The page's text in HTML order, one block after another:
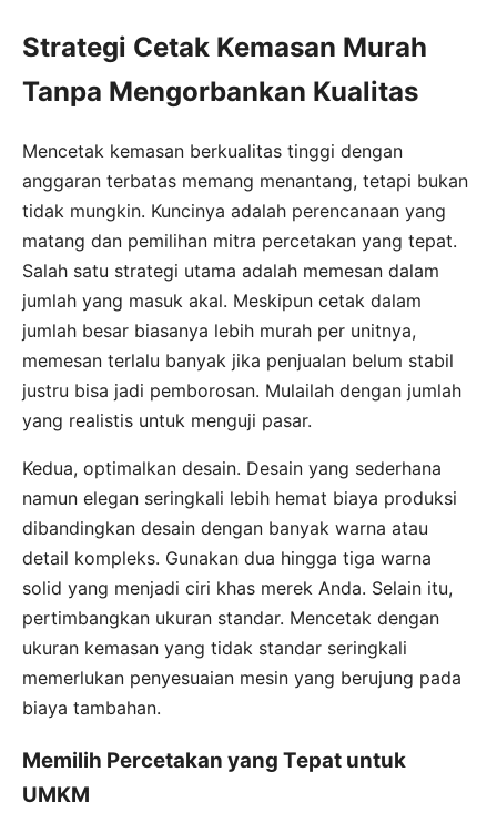
Strategi Cetak Kemasan Murah
Tanpa Mengorbankan Kualitas
Mencetak kemasan berkualitas tinggi dengan
anggaran terbatas memang menantang, tetapi bukan
tidak mungkin. Kuncinya adalah perencanaan yang
matang dan pemilihan mitra percetakan yang tepat.
Salah satu strategi utama adalah memesan dalam
jumlah yang masuk akal. Meskipun cetak dalam
jumlah besar biasanya lebih murah per unitnya,
memesan terlalu banyak jika penjualan belum stabil
justru bisa jadi pemborosan. Mulailah dengan jumlah
yang realistis untuk menguji pasar.
Kedua, optimalkan desain. Desain yang sederhana
namun elegan seringkali lebih hemat biaya produksi
dibandingkan desain dengan banyak warna atau
detail kompleks. Gunakan dua hingga tiga warna
solid yang menjadi ciri khas merek Anda. Selain itu,
pertimbangkan ukuran standar. Mencetak dengan
ukuran kemasan yang tidak standar seringkali
memerlukan penyesuaian mesin yang berujung pada
biaya tambahan.
Memilih Percetakan yang Tepat untuk
UMKM